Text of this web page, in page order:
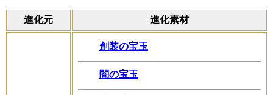
進化元 進化素材
創装の宝玉
闇の宝玉